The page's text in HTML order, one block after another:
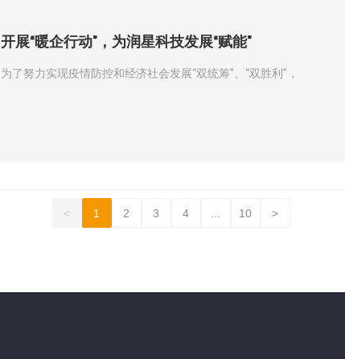
开展“暖企行动”，为润星科技发展“赋能”
为了努力实现疫情防控和经济社会发展“双统筹”、“双胜利”，
< 1 2 3 4 10 >